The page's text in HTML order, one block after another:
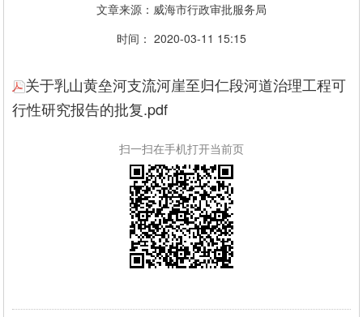
文章来源：威海市行政审批服务局
时间： 2020-03-11 15:15
关于乳山黄垒河支流河崖至归仁段河道治理工程可
行性研究报告的批复.pdf
扫一扫在手机打开当前页